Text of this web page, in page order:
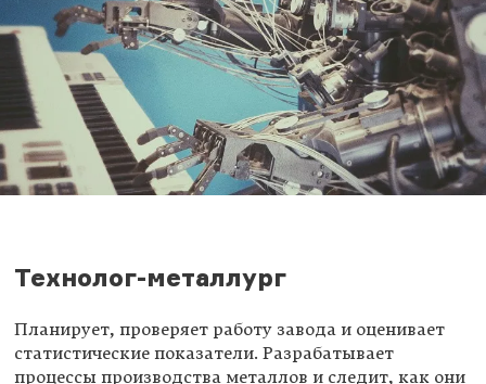
Технолог-металлург
Планирует, проверяет работу завода и оценивает
статистические показатели. Разрабатывает
процессы производства металлов и следит, как они